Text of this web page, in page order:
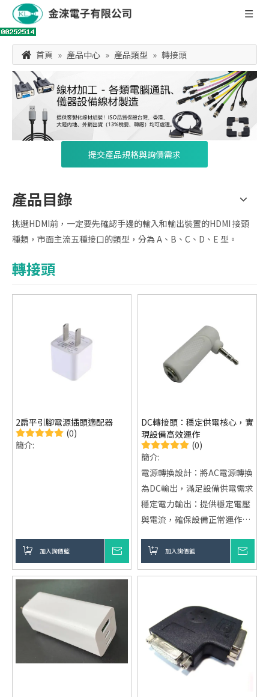
首頁 » 產品中心 » 產品類型 » 轉接頭
提交產品規格與詢價需求
產品目錄
挑選HDMI前，一定要先確認手邊的輸入和輸出裝置的HDMI 接頭
種類，市面主流五種接口的類型，分為 A、B、C、D、E 型。
轉接頭
2扁平引腳電源插頭適配器
(0)
簡介:
加入詢價籃
DC轉接頭：穩定供電核心，實
現設備高效運作
(0)
簡介:
電源轉換設計：將AC電源轉換
為DC輸出，滿足設備供電需求
穩定電力輸出：提供穩定電壓
與電流，確保設備正常運作
設備供電，使用靈活便利
客製化製造支援：可依需求開
加入詢價籃